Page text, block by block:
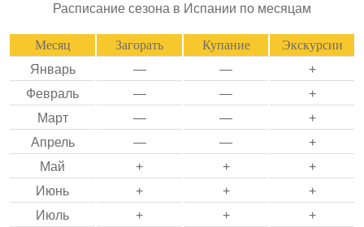
Расписание сезона в Испании по месяцам
Месяц Загорать Купание
Экскурсии
Январь
— —
+
Февраль
— —
+
Март
— —
+
Апрель
— —
+
Май
+ +
+
Июнь
+ +
+
Июль
+ +
+